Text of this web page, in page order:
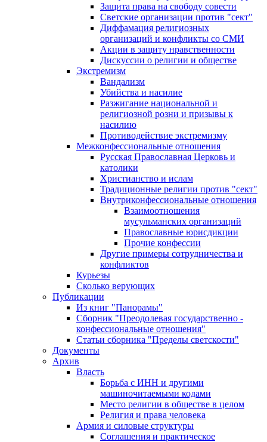
Защита права на свободу совести
Светские организации против "сект"
Диффамация религиозных
организаций и конфликты со СМИ
Акции в защиту нравственности
Дискуссии о религии и обществе
Экстремизм
Вандализм
Убийства и насилие
Разжигание национальной и
религиозной розни и призывы к
насилию
Противодействие экстремизму
Межконфессиональные отношения
Русская Православная Церковь и
католики
Христианство и ислам
Традиционные религии против "сект"
Внутриконфессиональные отношения
Взаимоотношения
мусульманских организаций
Православные юрисдикции
Прочие конфессии
Другие примеры сотрудничества и
конфликтов
Курьезы
Сколько верующих
Публикации
Из книг "Панорамы"
Сборник "Преодолевая государственно -
конфессиональные отношения"
Статьи сборника "Пределы светскости"
Документы
Архив
Власть
Борьба с ИНН и другими
машиночитаемыми кодами
Место религии в обществе в целом
Религия и права человека
Армия и силовые структуры
Соглашения и практическое